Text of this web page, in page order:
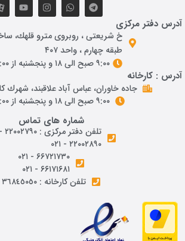
دفتر مرکزی
خ شريعتی ، روبروی مترو قلهك،
طبقه چهارم ، واحد ۴۰۷
۹:۰۰ صبح الی ۱۸ و پنجشنبه از ۹:۰۰ تا ۱۴
: کارخانه
جاده خاوران، عباس آباد علاقبند، شهرك
۹:۰۰ صبح الی ۱۸ و پنجشنبه از ۹:۰۰ تا ۱۴
شماره های تماس
تلفن دفتر مرکزی : ۲۲۰۰۲۷۹۰ - ۰۲۱
۲۲۰۰۲۸۹۰ - ۰۲۱
۶۶۷۲۱۷۳۰ - ۰۲۱
۶۶۱۷۱۶۸۱ - ۰۲۱
تلفن کارخانه : ٣٦٨٤٥٠٥٠